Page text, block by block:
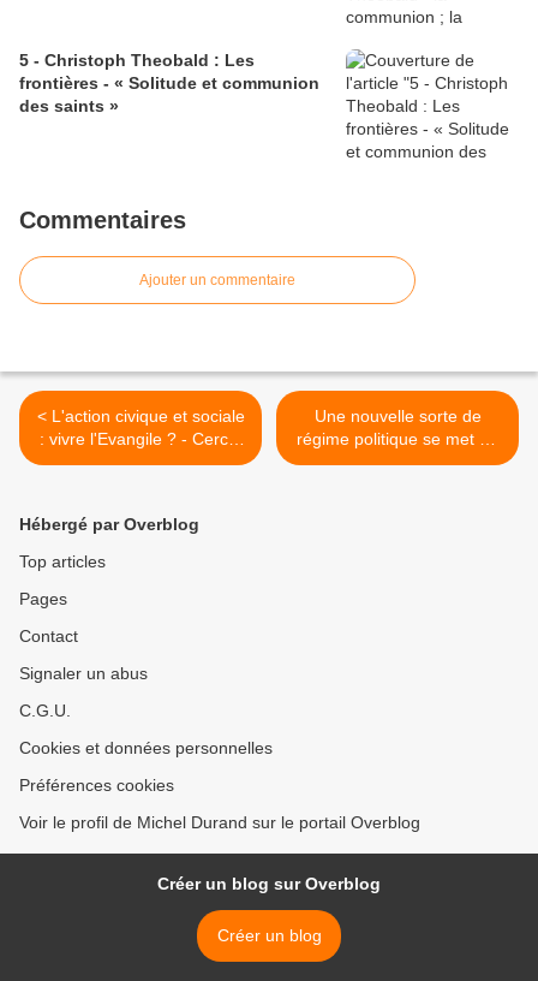
5 - Christoph Theobald : Les
frontières - « Solitude et communion
des saints »
Commentaires
Ajouter un commentaire
< L'action civique et sociale
: vivre l'Evangile ? - Cercle
de silence
Une nouvelle sorte de
régime politique se met en
place >
Hébergé par Overblog
Top articles
Pages
Contact
Signaler un abus
C.G.U.
Cookies et données personnelles
Préférences cookies
Voir le profil de Michel Durand sur le portail Overblog
Créer un blog sur Overblog
Créer un blog